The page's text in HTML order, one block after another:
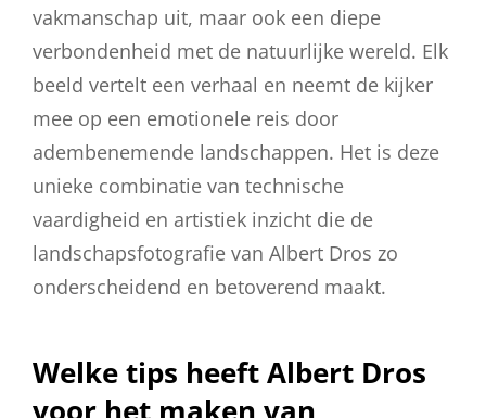
vakmanschap uit, maar ook een diepe
verbondenheid met de natuurlijke wereld. Elk
beeld vertelt een verhaal en neemt de kijker
mee op een emotionele reis door
adembenemende landschappen. Het is deze
unieke combinatie van technische
vaardigheid en artistiek inzicht die de
landschapsfotografie van Albert Dros zo
onderscheidend en betoverend maakt.
Welke tips heeft Albert Dros